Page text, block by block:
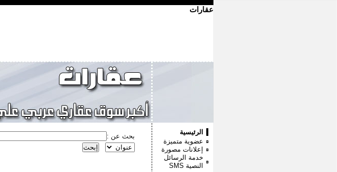
عقارات
بحث عن :
الرئيسية
عضوية متميزة
إعلانات مصورة
خدمة الرسائل
النصية SMS